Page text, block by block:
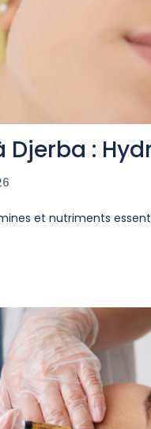
Djerba :
et nutriments